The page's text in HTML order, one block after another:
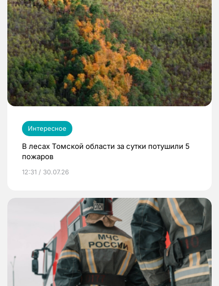
Интересное
В лесах Томской области за сутки потушили 5
пожаров
12:31 / 30.07.26